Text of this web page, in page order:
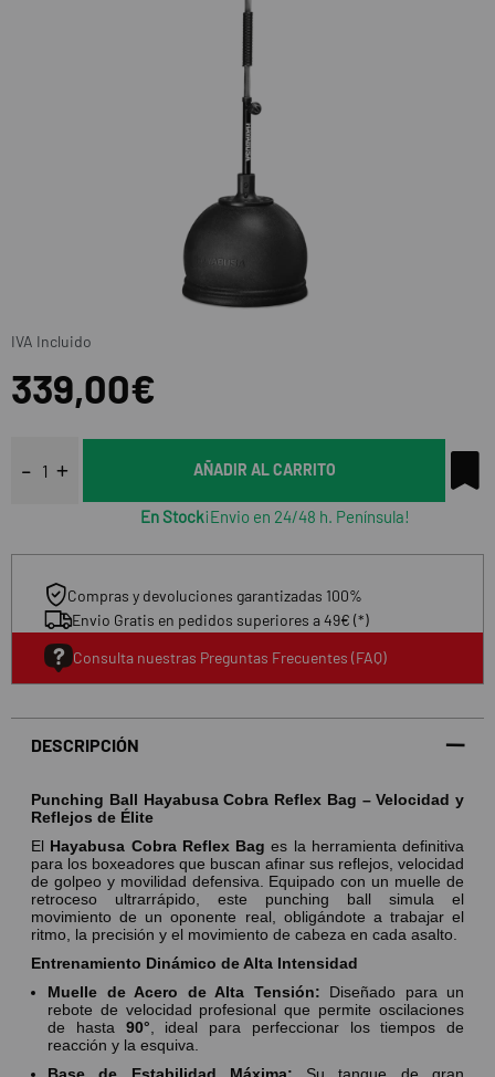
339,00€
IVA Incluido
AÑADIR AL CARRITO
En Stock¡Envio en 24/48 h. Península!
Compras y devoluciones garantizadas 100%
Envio Gratis en pedidos superiores a 49€ (*)
Consulta nuestras Preguntas Frecuentes (FAQ)
DESCRIPCIÓN
Punching Ball Hayabusa Cobra Reflex Bag – Velocidad y
Reflejos de Élite
El Hayabusa Cobra Reflex Bag es la herramienta definitiva
para los boxeadores que buscan afinar sus reflejos, velocidad
de golpeo y movilidad defensiva.
Equipado con un muelle de
retroceso ultrarrápido,
este punching ball simula el
movimiento de un oponente real,
obligándote a trabajar el
ritmo, la precisión y el movimiento de cabeza en cada asalto.
Entrenamiento Dinámico de Alta Intensidad
Muelle de Acero de Alta Tensión: Diseñado para un
rebote de velocidad profesional que permite oscilaciones
de hasta 90°
ideal para perfeccionar los tiempos de
reacción y la esquiva.
Base de Estabilidad Máxima: Su tanque de gran